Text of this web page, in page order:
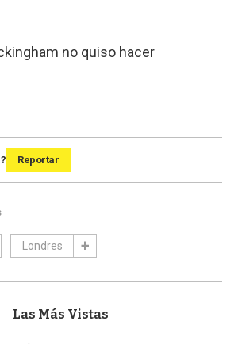
no quiso hacer
Reportar
Londres
Las Más Vistas